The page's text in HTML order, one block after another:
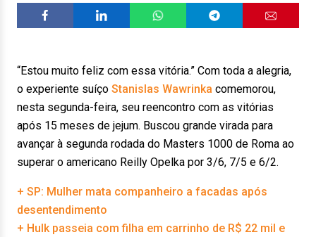
“Estou muito feliz com essa vitória.” Com toda a alegria,
o experiente suíço Stanislas Wawrinka comemorou,
nesta segunda-feira, seu reencontro com as vitórias
após 15 meses de jejum. Buscou grande virada para
avançar à segunda rodada do Masters 1000 de Roma ao
superar o americano Reilly Opelka por 3/6, 7/5 e 6/2.
+ SP: Mulher mata companheiro a facadas após
desentendimento
+ Hulk passeia com filha em carrinho de R$ 22 mil e